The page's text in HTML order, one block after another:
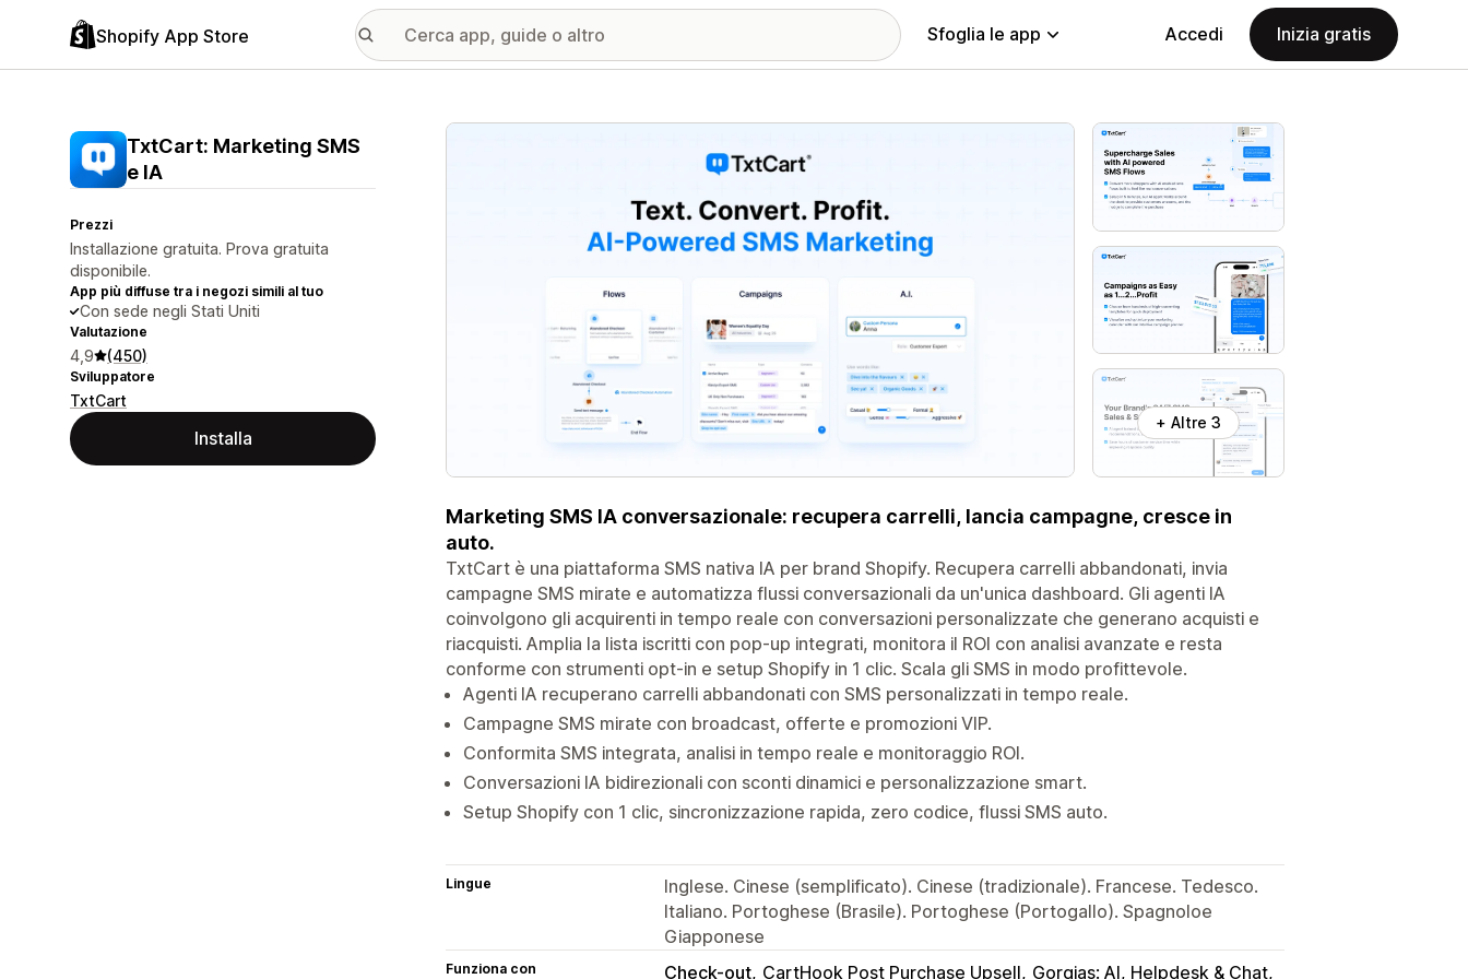
Shopify App Store Sfoglia le app Accedi Inizia gratis
TxtCart: Marketing SMS
e IA
Prezzi
Installazione gratuita. Prova gratuita
disponibile.
App più diffuse tra i negozi simili al tuo
Con sede negli Stati Uniti
Valutazione
4,9 (450)
Sviluppatore
TxtCart
Installa
Galleria immagini in evidenza
+ Altre 3
Marketing SMS IA conversazionale: recupera carrelli, lancia campagne, cresce in
auto.
TxtCart è una piattaforma SMS nativa IA per brand Shopify. Recupera carrelli abbandonati, invia
campagne SMS mirate e automatizza flussi conversazionali da un'unica dashboard. Gli agenti IA
coinvolgono gli acquirenti in tempo reale con conversazioni personalizzate che generano acquisti e
riacquisti. Amplia la lista iscritti con pop-up integrati, monitora il ROI con analisi avanzate e resta
conforme con strumenti opt-in e setup Shopify in 1 clic. Scala gli SMS in modo profittevole.
Agenti IA recuperano carrelli abbandonati con SMS personalizzati in tempo reale.
Campagne SMS mirate con broadcast, offerte e promozioni VIP.
Conformita SMS integrata, analisi in tempo reale e monitoraggio ROI.
Conversazioni IA bidirezionali con sconti dinamici e personalizzazione smart.
Setup Shopify con 1 clic, sincronizzazione rapida, zero codice, flussi SMS auto.
Lingue
Inglese. Cinese (semplificato). Cinese (tradizionale). Francese. Tedesco.
Italiano. Portoghese (Brasile). Portoghese (Portogallo). Spagnoloe
Giapponese
Funziona con Check-out CartHook Post Purchase Upsell Gorgias: AI, Helpdesk & Chat